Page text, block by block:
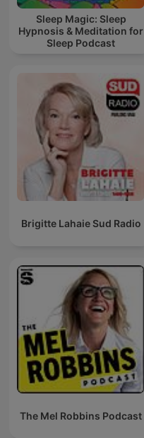
Sleep Magic: Sleep
Hypnosis & Meditation for
Sleep Podcast
Brigitte Lahaie Sud Radio
The Mel Robbins Podcast